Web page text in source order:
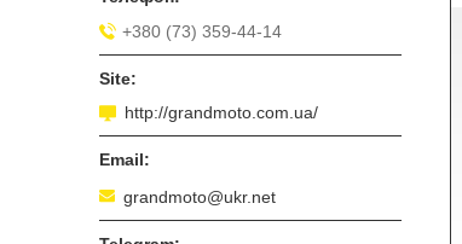
+380 (73) 359-44-14
http://grandmoto.com.ua/
grandmoto@ukr.net